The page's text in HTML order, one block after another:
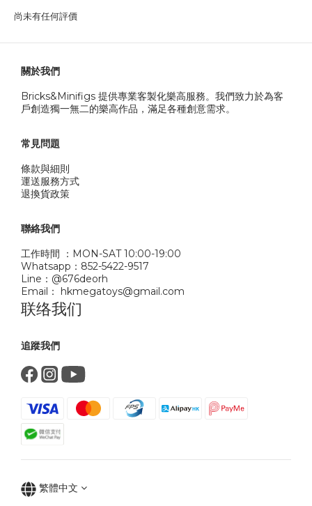
尚未有任何評價
關於我們
Bricks&Minifigs 提供專業客製化樂高服務。我們致力於為客
戶創造獨一無二的樂高作品，滿足各種創意需求。
常見問題
條款與細則
運送服務方式
退換貨政策
聯絡我們
工作時間 ：MON-SAT 10:00-19:00
Whatsapp：852-5422-9517
Line：@676deorh
Email： hkmegatoys@gmail.com
联络我们
追蹤我們
繁體中文